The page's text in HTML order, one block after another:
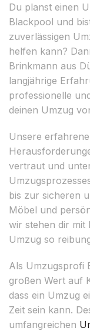
Du planst einen
Blackpool und
zuverlässigen
helfen kann?
Brinkmann aus
langjährige
professionelle
deinen Umzug
Unsere
vertraut und
bis zur sicheren
Möbel und
wir stehen dir mit
Umzug so
Als Umzugsprofi
großen Wert auf
dass ein Umzug
Zeit sein kann.
umfangreichen